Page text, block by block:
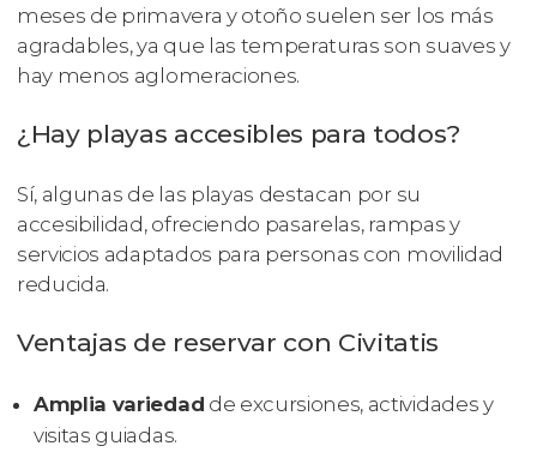
meses de primavera y otoño suelen ser los más
agradables, ya que las temperaturas son suaves y
hay menos aglomeraciones.
¿Hay playas accesibles para todos?
Sí, algunas de las playas destacan por su
accesibilidad, ofreciendo pasarelas, rampas y
servicios adaptados para personas con movilidad
reducida.
Ventajas de reservar con Civitatis
Amplia variedad de excursiones, actividades y
visitas guiadas.